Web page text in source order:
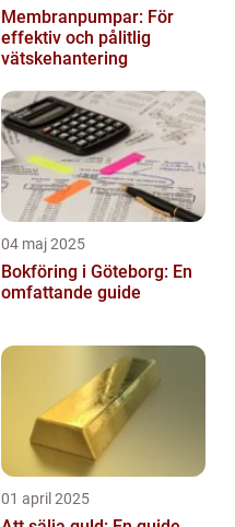
Membranpumpar: För
effektiv och pålitlig
vätskehantering
04 maj 2025
Bokföring i Göteborg: En
omfattande guide
01 april 2025